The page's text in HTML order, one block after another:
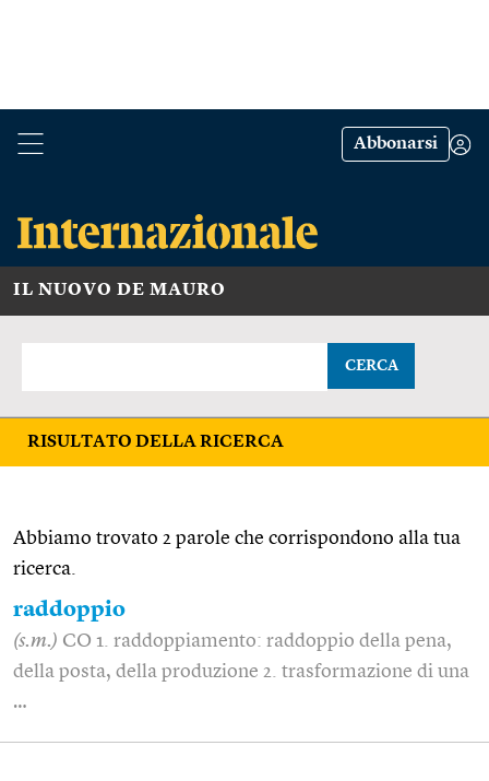
Abbonarsi
IL NUOVO DE MAURO
CERCA
RISULTATO DELLA RICERCA
Abbiamo trovato 2 parole che corrispondono alla tua
ricerca.
raddoppio
(s.m.) CO 1. raddoppiamento: raddoppio della pena,
della posta, della produzione 2. trasformazione di una
…